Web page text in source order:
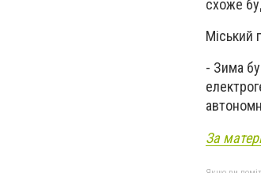
схоже
Міський
- Зима
За